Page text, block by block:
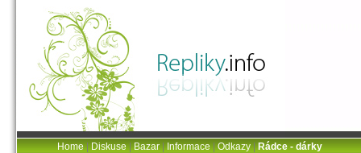
Home|Diskuse|Bazar|Informace|Odkazy|Rádce - dárky